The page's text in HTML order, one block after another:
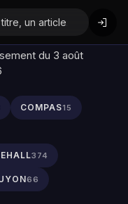
du 3 août
COMPAS15
374
66